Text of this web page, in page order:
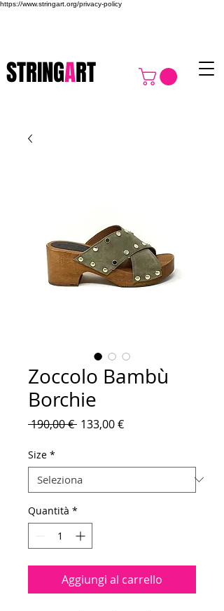
https://www.stringart.org/privacy-policy
STRINGART
Zoccolo Bambù
Borchie
190,00 € Prezzo
133,00 €Prezzo
Size *
Quantità *
Aggiungi al carrello